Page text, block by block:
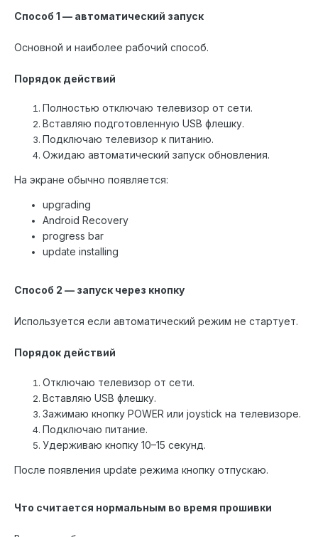
Способ 1 — автоматический запуск
Основной и наиболее рабочий способ.
Порядок действий
Полностью отключаю телевизор от сети.
Вставляю подготовленную USB флешку.
Подключаю телевизор к питанию.
Ожидаю автоматический запуск обновления.
На экране обычно появляется:
upgrading
Android Recovery
progress bar
update installing
Способ 2 — запуск через кнопку
Используется если автоматический режим не стартует.
Порядок действий
Отключаю телевизор от сети.
Вставляю USB флешку.
Зажимаю кнопку POWER или joystick на телевизоре.
Подключаю питание.
Удерживаю кнопку 10–15 секунд.
После появления update режима кнопку отпускаю.
Что считается нормальным во время прошивки